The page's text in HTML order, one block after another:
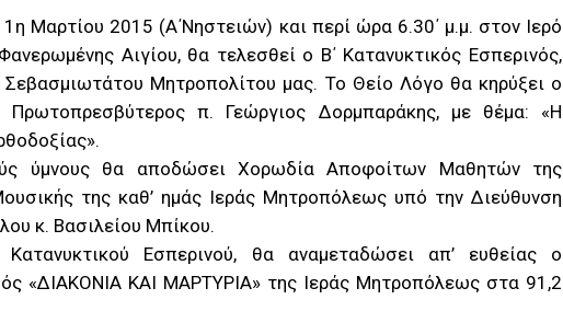
Μαρτίου 2015 (Α΄Νηστειών) και περί ώρα 6.30΄ μ.μ. στον Ιερό
Αιγίου, θα τελεσθεί ο Β΄ Κατανυκτικός Εσπερινός,
Μητροπολίτου μας. Το Θείο Λόγο θα κηρύξει ο
Πρωτοπρεσβύτερος π. Γεώργιος Δορμπαράκης, με θέμα: «Η
ύμνους θα αποδώσει Χορωδία Αποφοίτων Μαθητών της
της καθ’ ημάς Ιεράς Μητροπόλεως υπό την Διεύθυνση
κ. Βασιλείου Μπίκου.
Εσπερινού, θα αναμεταδώσει απ’ ευθείας ο
«ΔΙΑΚΟΝΙΑ ΚΑΙ ΜΑΡΤΥΡΙΑ» της Ιεράς Μητροπόλεως στα 91,2